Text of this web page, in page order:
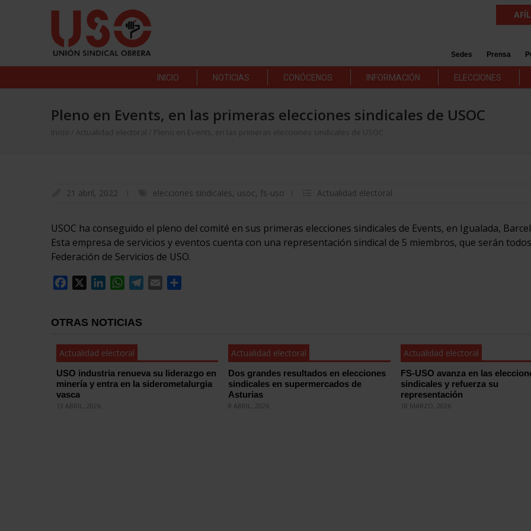
Sedes Prensa
INICIO NOTICIAS CONÓCENOS INFORMACIÓN ELECCIONES
Pleno en Events, en las primeras elecciones sindicales de USOC
Inicio Actualidad electoral Pleno en Events, en las primeras elecciones sindicales de USOC
21 abril, 2022 elecciones sindicales, usoc, fs-uso Actualidad electoral
USOC ha conseguido el pleno del comité en sus primeras elecciones sindicales de Events, en Igualada,
Esta empresa de servicios y eventos cuenta con una representación sindical de 5 miembros, que serán
Federación de Servicios de USO.
Facebook
LinkedInWhatsApp
Telegram
Email
OTRAS NOTICIAS
Actualidad electoral
USO industria renueva su liderazgo en
minería y entra en la siderometalurgia
vasca
13 ABRIL, 2026
Actualidad electoral
Dos grandes resultados en elecciones
sindicales en supermercados de
Asturias
8 ABRIL, 2026
Actualidad electoral
FS-USO avanza en las
sindicales y refuerza su
representación
18 MARZO, 2026